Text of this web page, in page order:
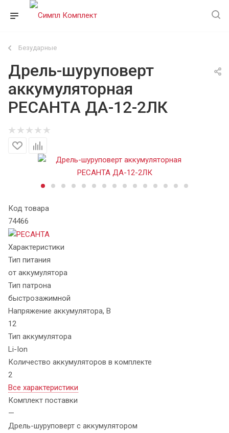
Безударные
Дрель-шуруповерт
аккумуляторная
РЕСАНТА ДА-12-2ЛК
Код товара
74466
Характеристики
Тип питания
от аккумулятора
Тип патрона
быстрозажимной
Напряжение аккумулятора, В
12
Тип аккумулятора
Li-Ion
Количество аккумуляторов в комплекте
2
Все характеристики
Комплект поставки
—
Дрель-шуруповерт с аккумулятором